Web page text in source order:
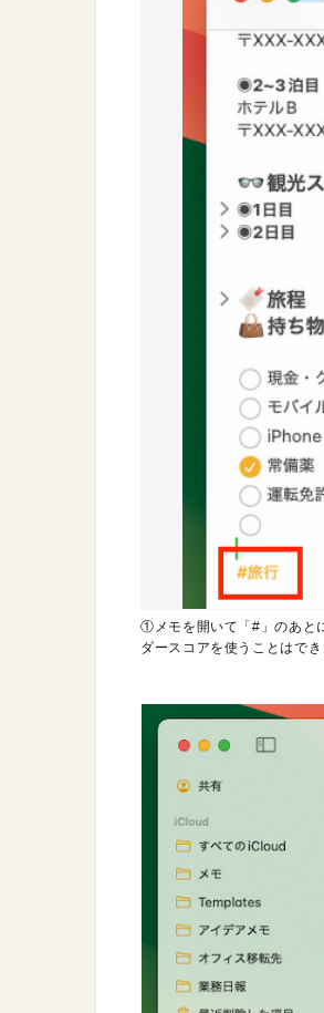
①メモを開いて「#」のあと
ダースコアを使うことはでき